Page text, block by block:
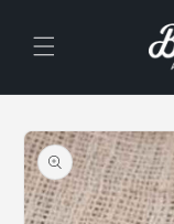
al contenido
directamente
a la
información
del producto